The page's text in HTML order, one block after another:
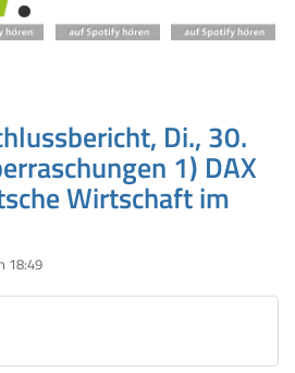
Di., 30.
1) DAX
Wirtschaft im
18:49